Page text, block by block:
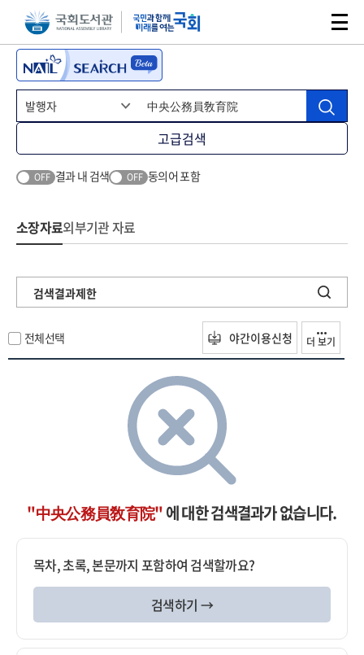
본문 바로가기주메뉴 바로가기
고급검색
OFF 결과 내 검색 OFF 동의어 포함
소장자료외부기관 자료
검색결과제한
전체선택 야간이용신청 더 보기
"中央公務員敎育院"에 대한 검색결과가 없습니다.
목차, 초록, 본문까지 포함하여 검색할까요?
검색하기 →